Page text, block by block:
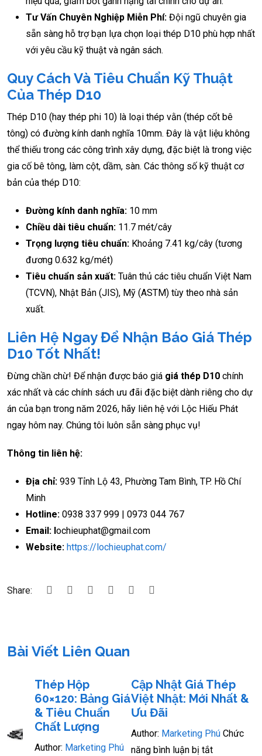
Tư Vấn Chuyên Nghiệp Miễn Phí: Đội ngũ chuyên gia
sẵn sàng hỗ trợ bạn lựa chọn loại thép D10 phù hợp nhất
với yêu cầu kỹ thuật và ngân sách.
Quy Cách Và Tiêu Chuẩn Kỹ Thuật
Của Thép D10
Thép D10 (hay thép phi 10) là loại thép vằn (thép cốt bê
tông) có đường kính danh nghĩa 10mm. Đây là vật liệu không
thể thiếu trong các công trình xây dựng, đặc biệt là trong việc
gia cố bê tông, làm cột, dầm, sàn. Các thông số kỹ thuật cơ
bản của thép D10:
Đường kính danh nghĩa: 10 mm
Chiều dài tiêu chuẩn: 11.7 mét/cây
Trọng lượng tiêu chuẩn: Khoảng 7.41 kg/cây (tương
đương 0.632 kg/mét)
Tiêu chuẩn sản xuất: Tuân thủ các tiêu chuẩn Việt Nam
(TCVN), Nhật Bản (JIS), Mỹ (ASTM) tùy theo nhà sản
xuất.
Liên Hệ Ngay Để Nhận Báo Giá Thép
D10 Tốt Nhất!
Đừng chần chừ! Để nhận được báo giá giá thép D10 chính
xác nhất và các chính sách ưu đãi đặc biệt dành riêng cho dự
án của bạn trong năm 2026, hãy liên hệ với Lộc Hiếu Phát
ngay hôm nay. Chúng tôi luôn sẵn sàng phục vụ!
Thông tin liên hệ:
Địa chỉ: 939 Tỉnh Lộ 43, Phường Tam Bình, TP. Hồ Chí
Minh
Hotline: 0938 337 999 | 0973 044 767
Email: lochieuphat@gmail.com
Website: https://lochieuphat.com/
Share:
Bài Viết Liên Quan
Thép Hộp
60×120: Bảng Giá
& Tiêu Chuẩn
Chất Lượng
Author: Marketing Phú
Cập Nhật Giá Thép
Việt Nhật: Mới Nhất &
Ưu Đãi
Author: Marketing Phú Chức
năng bình luận bị tắt